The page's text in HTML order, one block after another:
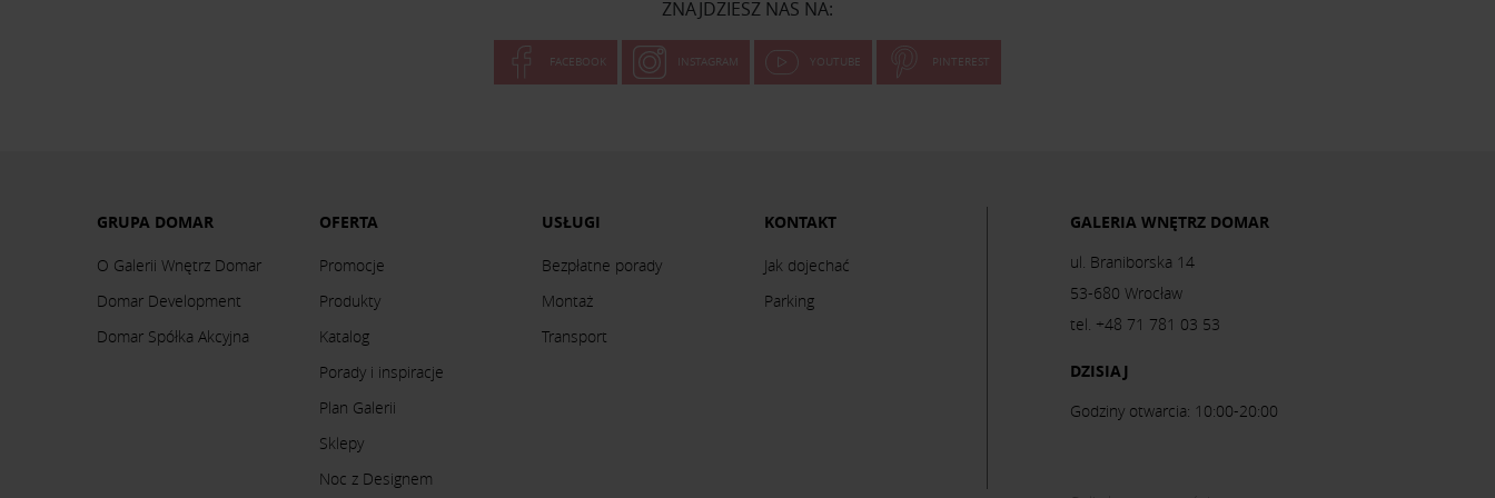
ZNAJDZIESZ NAS NA:
FACEBOOK INSTAGRAM YOUTUBE PINTEREST
GRUPA DOMAR
O Galerii Wnętrz Domar
Domar Development
Domar Spółka Akcyjna
OFERTA
Promocje
Produkty
Katalog
Porady i inspiracje
Plan Galerii
Sklepy
Noc z Designem
USŁUGI
Bezpłatne porady
Montaż
Transport
KONTAKT
Jak dojechać
Parking
GALERIA WNĘTRZ DOMAR
ul. Braniborska 14
53-680 Wrocław
tel. +48 71 781 03 53
DZISIAJ
Godziny otwarcia: 10:00-20:00